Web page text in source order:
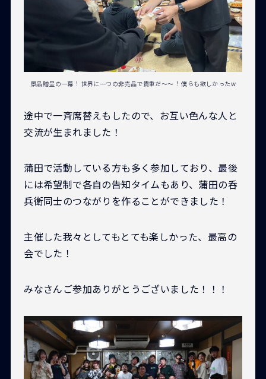
景品贈呈の一幕！ 世界に一つの非売品で貴重だ〜〜！ 僕らも欲しかったw
途中で一斉席替えもしたので、お互い色んな人と
交流が生まれました！
蒲田で活動している方も多く参加しており、最後
には希望制で各自の告知タイムもあり、蒲田の呑
兵衛同士のつながりを作ることができました！
主催した我々としてもとても楽しかった、最高の
会でした！
みなさんご参加ありがとうございました！！！